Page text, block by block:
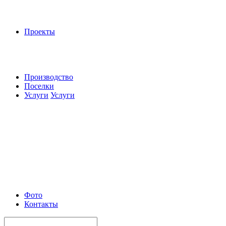
Проекты
Производство
Поселки
Услуги Услуги
Фото
Контакты